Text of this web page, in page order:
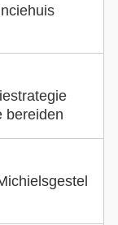
bereiden